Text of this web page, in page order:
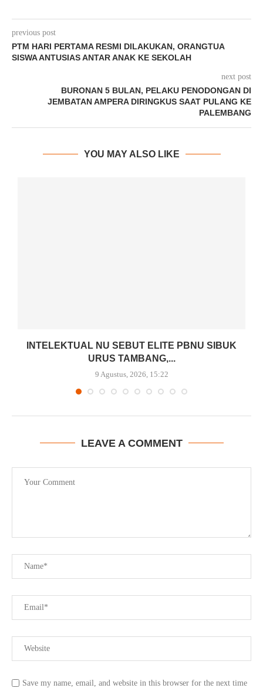
previous post
PTM HARI PERTAMA RESMI DILAKUKAN, ORANGTUA
SISWA ANTUSIAS ANTAR ANAK KE SEKOLAH
next post
BURONAN 5 BULAN, PELAKU PENODONGAN DI
JEMBATAN AMPERA DIRINGKUS SAAT PULANG KE
PALEMBANG
YOU MAY ALSO LIKE
INTELEKTUAL NU SEBUT ELITE PBNU SIBUK
URUS TAMBANG,...
9 Agustus, 2026, 15:22
LEAVE A COMMENT
Save my name, email, and website in this browser for the next time